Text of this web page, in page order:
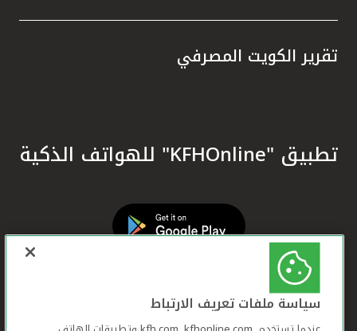
تقرير الكويت المصرفي
تطبيق "KFHOnline" للهواتف الذكية
سياسة ملفات تعريف الارتباط